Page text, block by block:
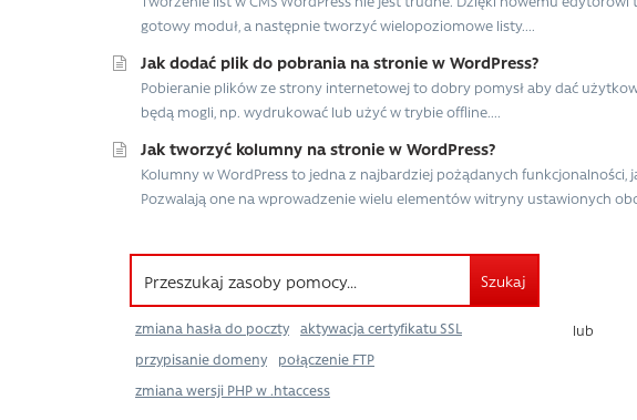
gotowy moduł, a następnie tworzyć wielopoziomowe listy....
Jak dodać plik do pobrania na stronie w WordPress?
Pobieranie plików ze strony internetowej to dobry pomysł aby dać
będą mogli, np. wydrukować lub użyć w trybie offline....
Jak tworzyć kolumny na stronie w WordPress?
Kolumny w WordPress to jedna z najbardziej pożądanych
Pozwalają one na wprowadzenie wielu elementów witryny ustawionych
Szukaj
zmiana hasła do poczty
aktywacja certyfikatu SSL
przypisanie domeny
połączenie FTP
zmiana wersji PHP w .htaccess
lub